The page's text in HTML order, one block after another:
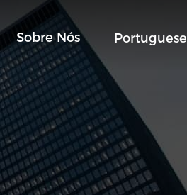
Sobre Nós Portuguese